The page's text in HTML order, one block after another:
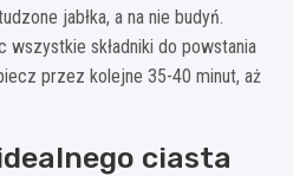
jabłka, a na nie budyń.
składniki do powstania
przez kolejne 35-40 minut, aż
ciasta